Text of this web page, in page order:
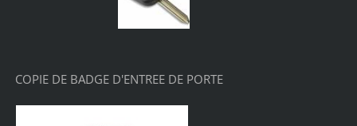
COPIE DE BADGE D'ENTREE DE PORTE